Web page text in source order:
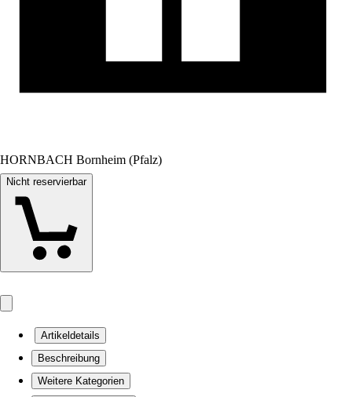
HORNBACH Bornheim (Pfalz)
Nicht reservierbar
Artikeldetails
Beschreibung
Weitere Kategorien